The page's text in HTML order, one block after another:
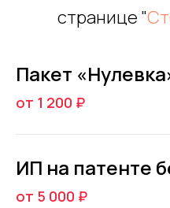
странице "
Пакет
от 1 200 ₽
ИП на патенте
от 5 000 ₽